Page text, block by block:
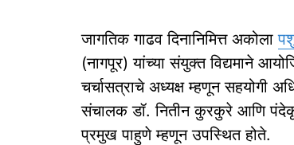
जागतिक गाढव दिनानिमित्त अकोला
(नागपूर) यांच्या संयुक्त विद्यमाने
चर्चासत्राचे अध्यक्ष म्हणून सहयोगी
संचालक डॉ. नितीन कुरकुरे आणि
प्रमुख पाहुणे म्हणून उपस्थित होते.